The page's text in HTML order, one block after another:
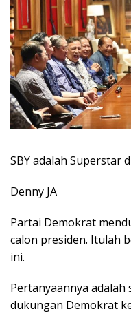
SBY adalah Superstar
Denny JA
Partai Demokrat
calon presiden. Itulah
ini.
Pertanyaannya
dukungan Demokrat